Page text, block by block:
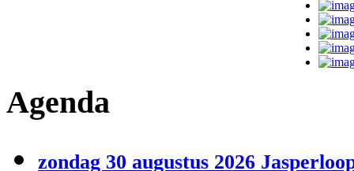
Agenda
zondag 30 augustus 2026